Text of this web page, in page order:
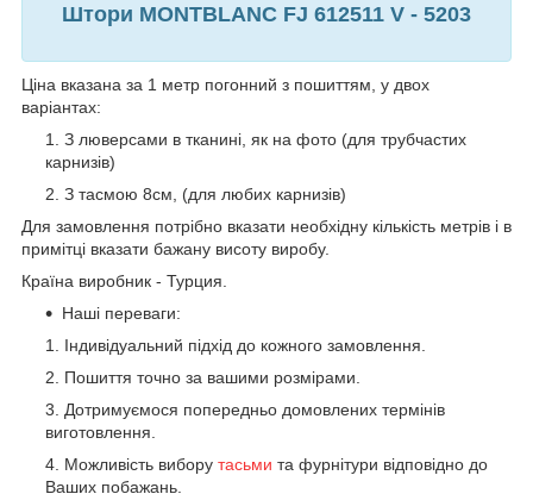
Штори MONTBLANC FJ 612511 V - 5203
Ціна вказана за 1 метр погонний з пошиттям, у двох
варіантах:
З люверсами в тканині, як на фото (для трубчастих
карнизів)
З тасмою 8см, (для любих карнизів)
Для замовлення потрібно вказати необхідну кількість метрів і в
примітці вказати бажану висоту виробу.
Країна виробник - Турция.
Наші переваги:
Індивідуальний підхід до кожного замовлення.
Пошиття точно за вашими розмірами.
Дотримуємося попередньо домовлених термінів
виготовлення.
Можливість вибору тасьми та фурнітури відповідно до
Ваших побажань.